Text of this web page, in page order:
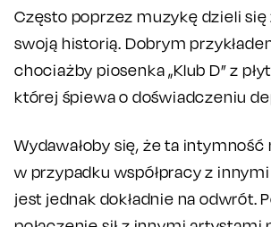
Często poprzez muzykę dzieli
swoją historią. Dobrym
chociażby piosenka „Klub D” z
której śpiewa o doświadczeniu
Wydawałoby się, że ta
w przypadku współpracy z
jest jednak dokładnie na odwrót.